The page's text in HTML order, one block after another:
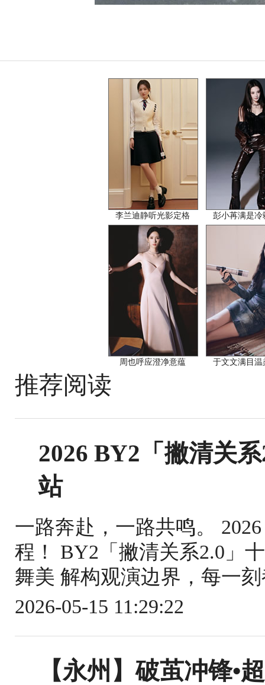
李兰迪静听光影定格 彭小苒满是冷
周也呼应澄净意蕴 于文文满目温
推荐阅读
2026 BY2「撇清关
站
一路奔赴，一路共鸣。
程！ BY2「撇清关系2.0」
舞美 解构观演边界，每一
2026-05-15 11:29:22
【永州】破茧冲锋•